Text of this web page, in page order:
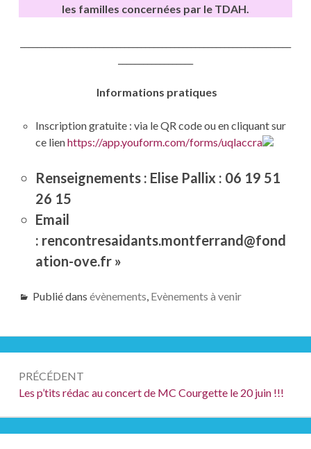
les familles concernées par le TDAH.
Informations pratiques
Inscription gratuite : via le QR code ou en cliquant sur
ce lienhttps://app.youform.com/forms/uqlaccra
Renseignements : Elise Pallix : 06 19 51
26 15
Email
: rencontresaidants.montferrand@fond
ation-ove.fr »
Publié dans évènements, Evènements à venir
de
l’article
PRÉCÉDENT
Précédent :
Les p’tits rédac au concert de MC Courgette le 20 juin !!!